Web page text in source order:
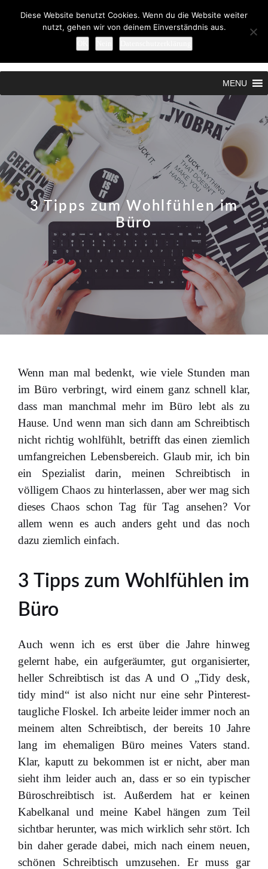
MENU
3 Tipps zum Wohlfühlen im
Büro
Wenn man mal bedenkt, wie viele Stunden man
im Büro verbringt, wird einem ganz schnell klar,
dass man manchmal mehr im Büro lebt als zu
Hause. Und wenn man sich dann am Schreibtisch
nicht richtig wohlfühlt, betrifft das einen ziemlich
umfangreichen Lebensbereich. Glaub mir, ich bin
ein Spezialist darin, meinen Schreibtisch in
völligem Chaos zu hinterlassen, aber wer mag sich
dieses Chaos schon Tag für Tag ansehen? Vor
allem wenn es auch anders geht und das noch
dazu ziemlich einfach.
3 Tipps zum Wohlfühlen im
Büro
Auch wenn ich es erst über die Jahre hinweg
gelernt habe, ein aufgeräumter, gut organisierter,
heller Schreibtisch ist das A und O „Tidy desk,
tidy mind“ ist also nicht nur eine sehr Pinterest-
taugliche Floskel. Ich arbeite leider immer noch an
meinem alten Schreibtisch, der bereits 10 Jahre
lang im ehemaligen Büro meines Vaters stand.
Klar, kaputt zu bekommen ist er nicht, aber man
sieht ihm leider auch an, dass er so ein typischer
Büroschreibtisch ist. Außerdem hat er keinen
Kabelkanal und meine Kabel hängen zum Teil
sichtbar herunter, was mich wirklich sehr stört. Ich
bin daher gerade dabei, mich nach einem neuen,
schönen Schreibtisch umzusehen. Er muss gar
Diese Website benutzt Cookies. Wenn du die Website weiter
nutzt, gehen wir von deinem Einverständnis aus.